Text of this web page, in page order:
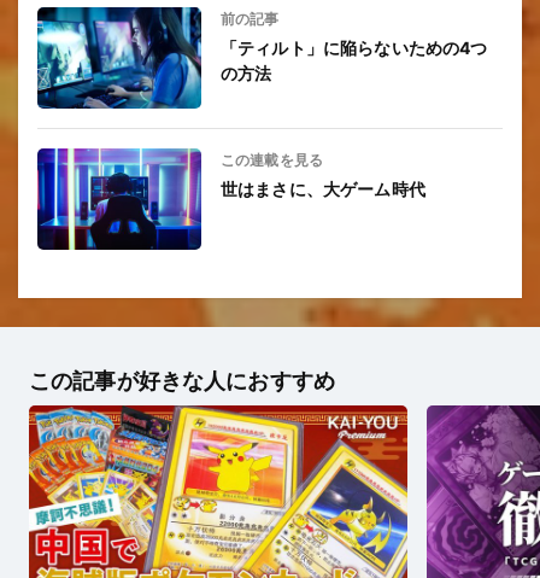
前の記事
「ティルト」に陥らないための4つ
の方法
この連載を見る
世はまさに、大ゲーム時代
この記事が好きな人におすすめ